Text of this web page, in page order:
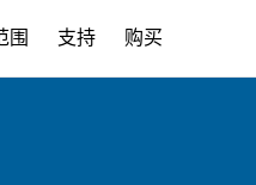
围 支持 购买